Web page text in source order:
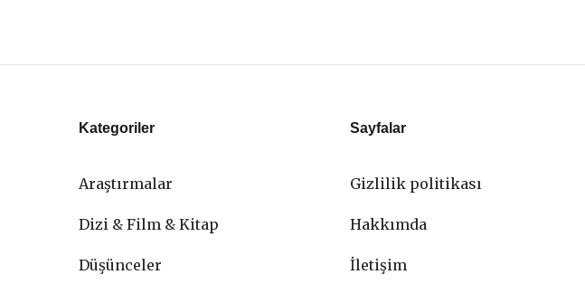
Kategoriler
Araştırmalar
Dizi & Film & Kitap
Düşünceler
Sayfalar
Gizlilik politikası
Hakkımda
İletişim